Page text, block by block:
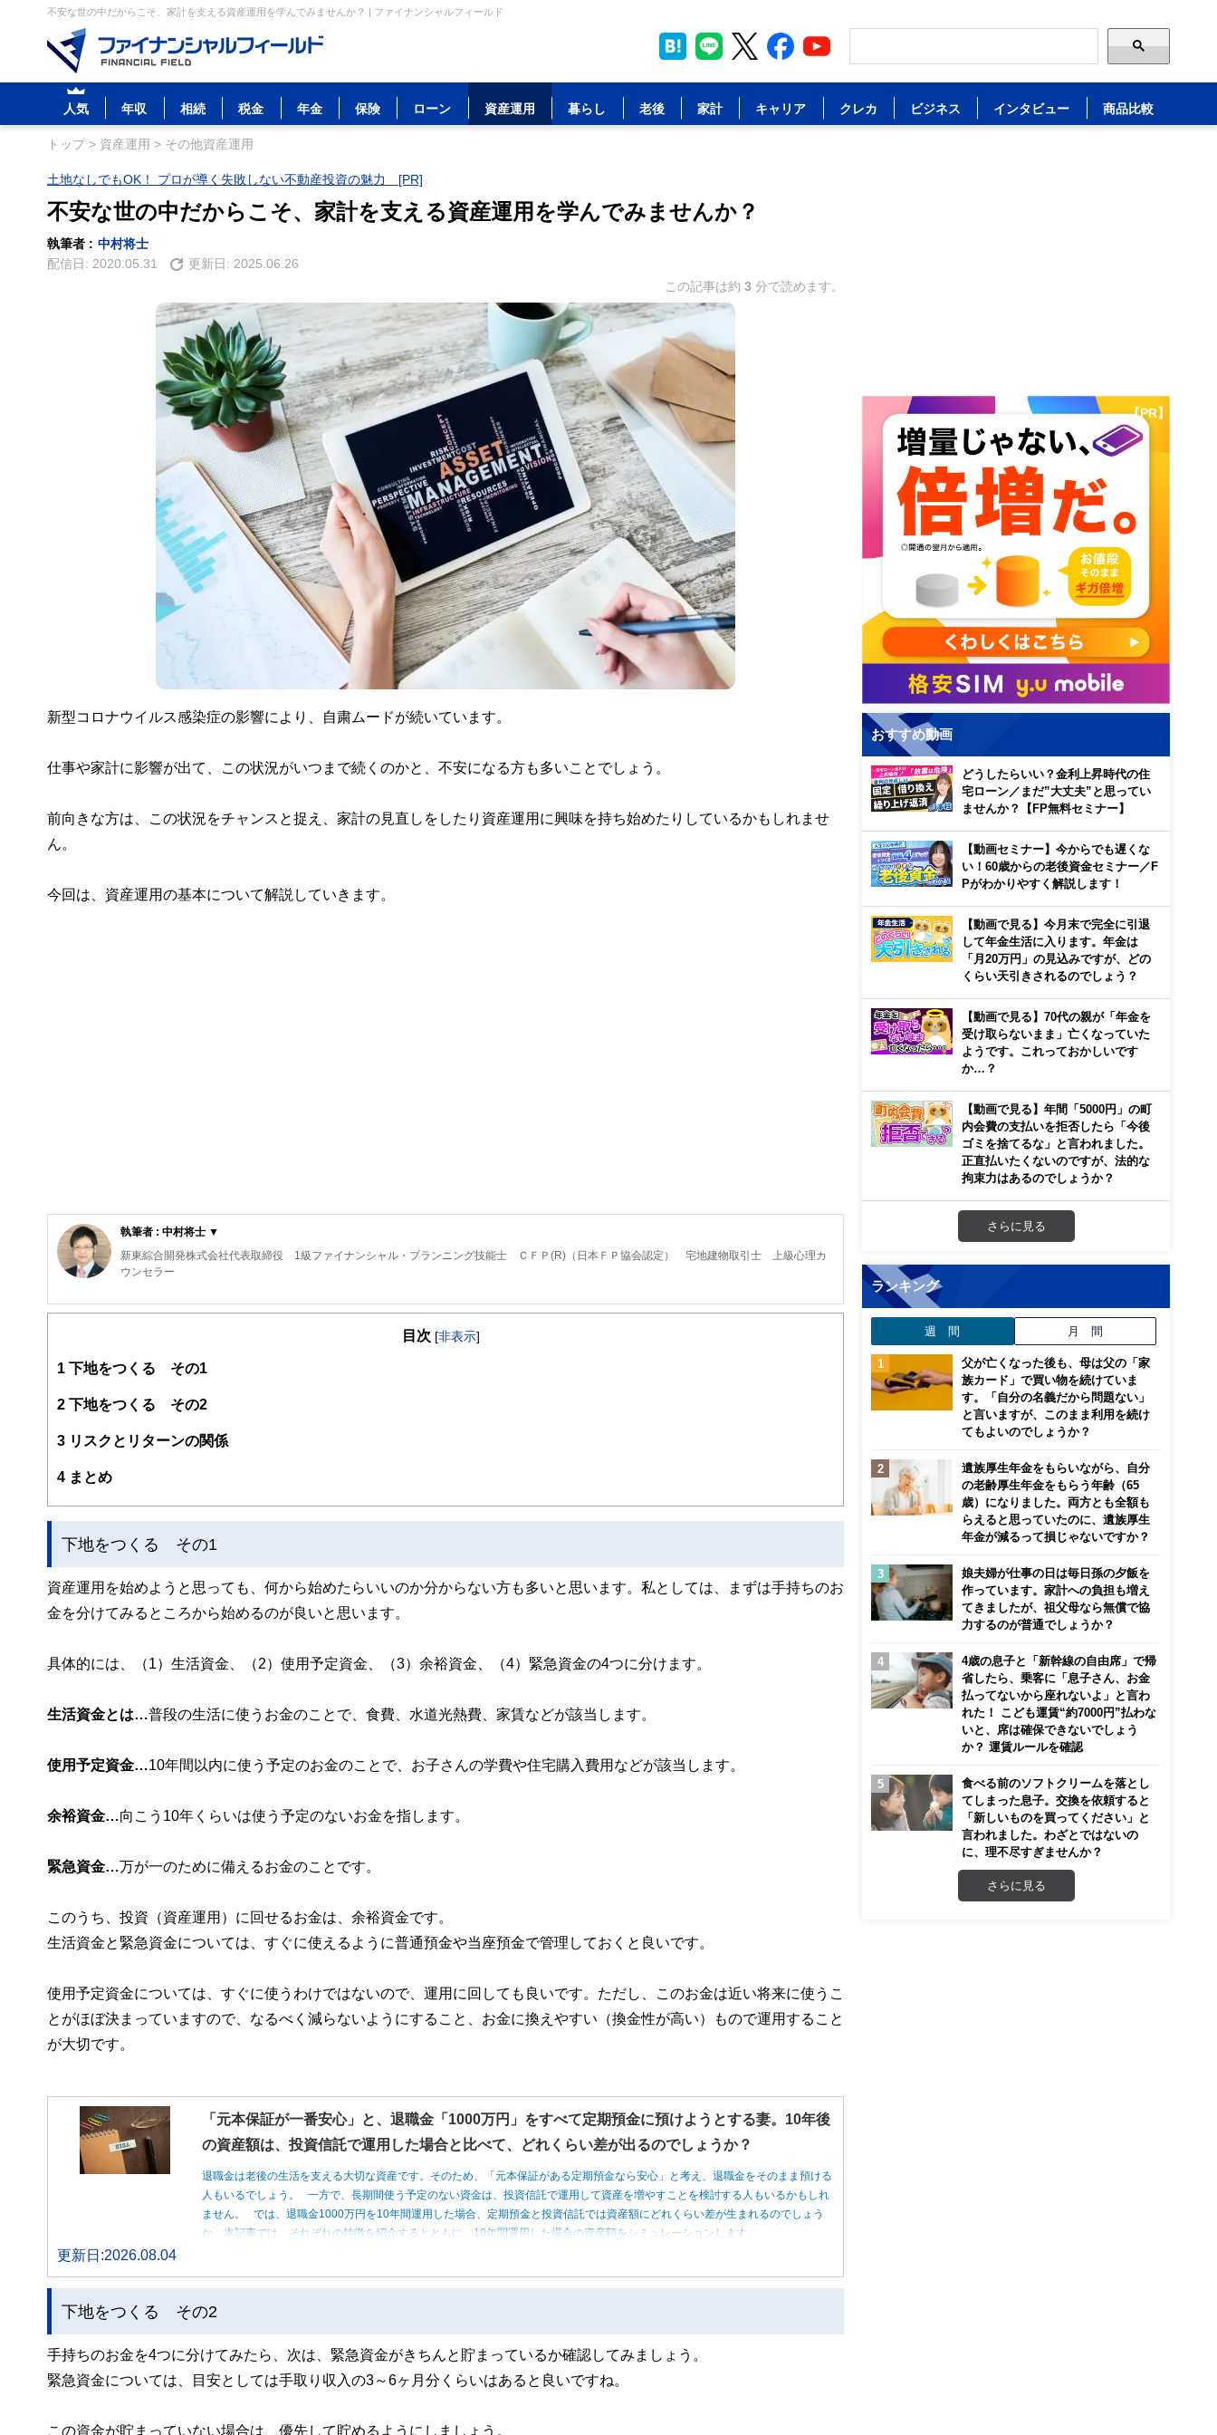
不安な世の中だからこそ、家計を支える資産運用を学んでみませんか？ | ファイナンシャルフィールド
人気 年収 相続 税金 年金 保険 ローン 資産運用 暮らし 老後 家計 キャリア クレカ ビジネス インタビュー 商品比較
トップ> 資産運用 > その他資産運用
土地なしでもOK！ プロが導く失敗しない不動産投資の魅力 [PR]
不安な世の中だからこそ、家計を支える資産運用を学んでみませんか？
執筆者 : 中村将士
配信日: 2020.05.31 更新日: 2025.06.26
この記事は約 3 分で読めます。
新型コロナウイルス感染症の影響により、自粛ムードが続いています。
仕事や家計に影響が出て、この状況がいつまで続くのかと、不安になる方も多いことでしょう。
前向きな方は、この状況をチャンスと捉え、家計の見直しをしたり資産運用に興味を持ち始めたりしているかもしれませ
ん。
今回は、資産運用の基本について解説していきます。
執筆者 : 中村将士 ▼
新東綜合開発株式会社代表取締役 1級ファイナンシャル・プランニング技能士 ＣＦＰ(R)（日本ＦＰ協会認定） 宅地建物取引士 上級心理カ
ウンセラー
私がＦＰ相談を行うとき、一番優先していることは「あなたが前向きになれるかどうか」です。セミナーを行うときに、大事にしていることは
す。私は、そういった気持ちを何よりも大切に思っています。
目次 [非表示]
1 下地をつくる その1
2 下地をつくる その2
3 リスクとリターンの関係
4 まとめ
下地をつくる その1
資産運用を始めようと思っても、何から始めたらいいのか分からない方も多いと思います。私としては、まずは手持ちのお
金を分けてみるところから始めるのが良いと思います。
具体的には、（1）生活資金、（2）使用予定資金、（3）余裕資金、（4）緊急資金の4つに分けます。
生活資金とは…普段の生活に使うお金のことで、食費、水道光熱費、家賃などが該当します。
使用予定資金…10年間以内に使う予定のお金のことで、お子さんの学費や住宅購入費用などが該当します。
余裕資金…向こう10年くらいは使う予定のないお金を指します。
緊急資金…万が一のために備えるお金のことです。
このうち、投資（資産運用）に回せるお金は、余裕資金です。
生活資金と緊急資金については、すぐに使えるように普通預金や当座預金で管理しておくと良いです。
使用予定資金については、すぐに使うわけではないので、運用に回しても良いです。ただし、このお金は近い将来に使うこ
とがほぼ決まっていますので、なるべく減らないようにすること、お金に換えやすい（換金性が高い）もので運用すること
が大切です。
「元本保証が一番安心」と、退職金「1000万円」をすべて定期預金に預けようとする妻。10年後
の資産額は、投資信託で運用した場合と比べて、どれくらい差が出るのでしょうか？
退職金は老後の生活を支える大切な資産です。そのため、「元本保証がある定期預金なら安心」と考え、退職金をそのまま預ける
人もいるでしょう。 一方で、長期間使う予定のない資金は、投資信託で運用して資産を増やすことを検討する人もいるかもしれ
ません。 では、退職金1000万円を10年間運用した場合、定期預金と投資信託では資産額にどれくらい差が生まれるのでしょう
か。本記事では、それぞれの特徴を紹介するとともに、10年間運用した場合の資産額をシミュレーションします。
更新日:2026.08.04
下地をつくる その2
手持ちのお金を4つに分けてみたら、次は、緊急資金がきちんと貯まっているか確認してみましょう。
緊急資金については、目安としては手取り収入の3～6ヶ月分くらいはあると良いですね。
この資金が貯まっていない場合は、優先して貯めるようにしましょう。
【PR】
おすすめ動画
どうしたらいい？金利上昇時代の住
宅ローン／まだ”大丈夫”と思ってい
ませんか？【FP無料セミナー】
【動画セミナー】今からでも遅くな
い！60歳からの老後資金セミナー／F
Pがわかりやすく解説します！
【動画で見る】今月末で完全に引退
して年金生活に入ります。年金は
「月20万円」の見込みですが、どの
くらい天引きされるのでしょう？
【動画で見る】70代の親が「年金を
受け取らないまま」亡くなっていた
ようです。これっておかしいです
か…？
【動画で見る】年間「5000円」の町
内会費の支払いを拒否したら「今後
ゴミを捨てるな」と言われました。
正直払いたくないのですが、法的な
拘束力はあるのでしょうか？
さらに見る
ランキング
週 間 月 間
父が亡くなった後も、母は父の「家
族カード」で買い物を続けていま
す。「自分の名義だから問題ない」
と言いますが、このまま利用を続け
てもよいのでしょうか？
遺族厚生年金をもらいながら、自分
の老齢厚生年金をもらう年齢（65
歳）になりました。両方とも全額も
らえると思っていたのに、遺族厚生
年金が減るって損じゃないですか？
娘夫婦が仕事の日は毎日孫の夕飯を
作っています。家計への負担も増え
てきましたが、祖父母なら無償で協
力するのが普通でしょうか？
4歳の息子と「新幹線の自由席」で帰
省したら、乗客に「息子さん、お金
払ってないから座れないよ」と言わ
れた！ こども運賃“約7000円”払わな
いと、席は確保できないでしょう
か？ 運賃ルールを確認
食べる前のソフトクリームを落とし
てしまった息子。交換を依頼すると
「新しいものを買ってください」と
言われました。わざとではないの
に、理不尽すぎませんか？
さらに見る